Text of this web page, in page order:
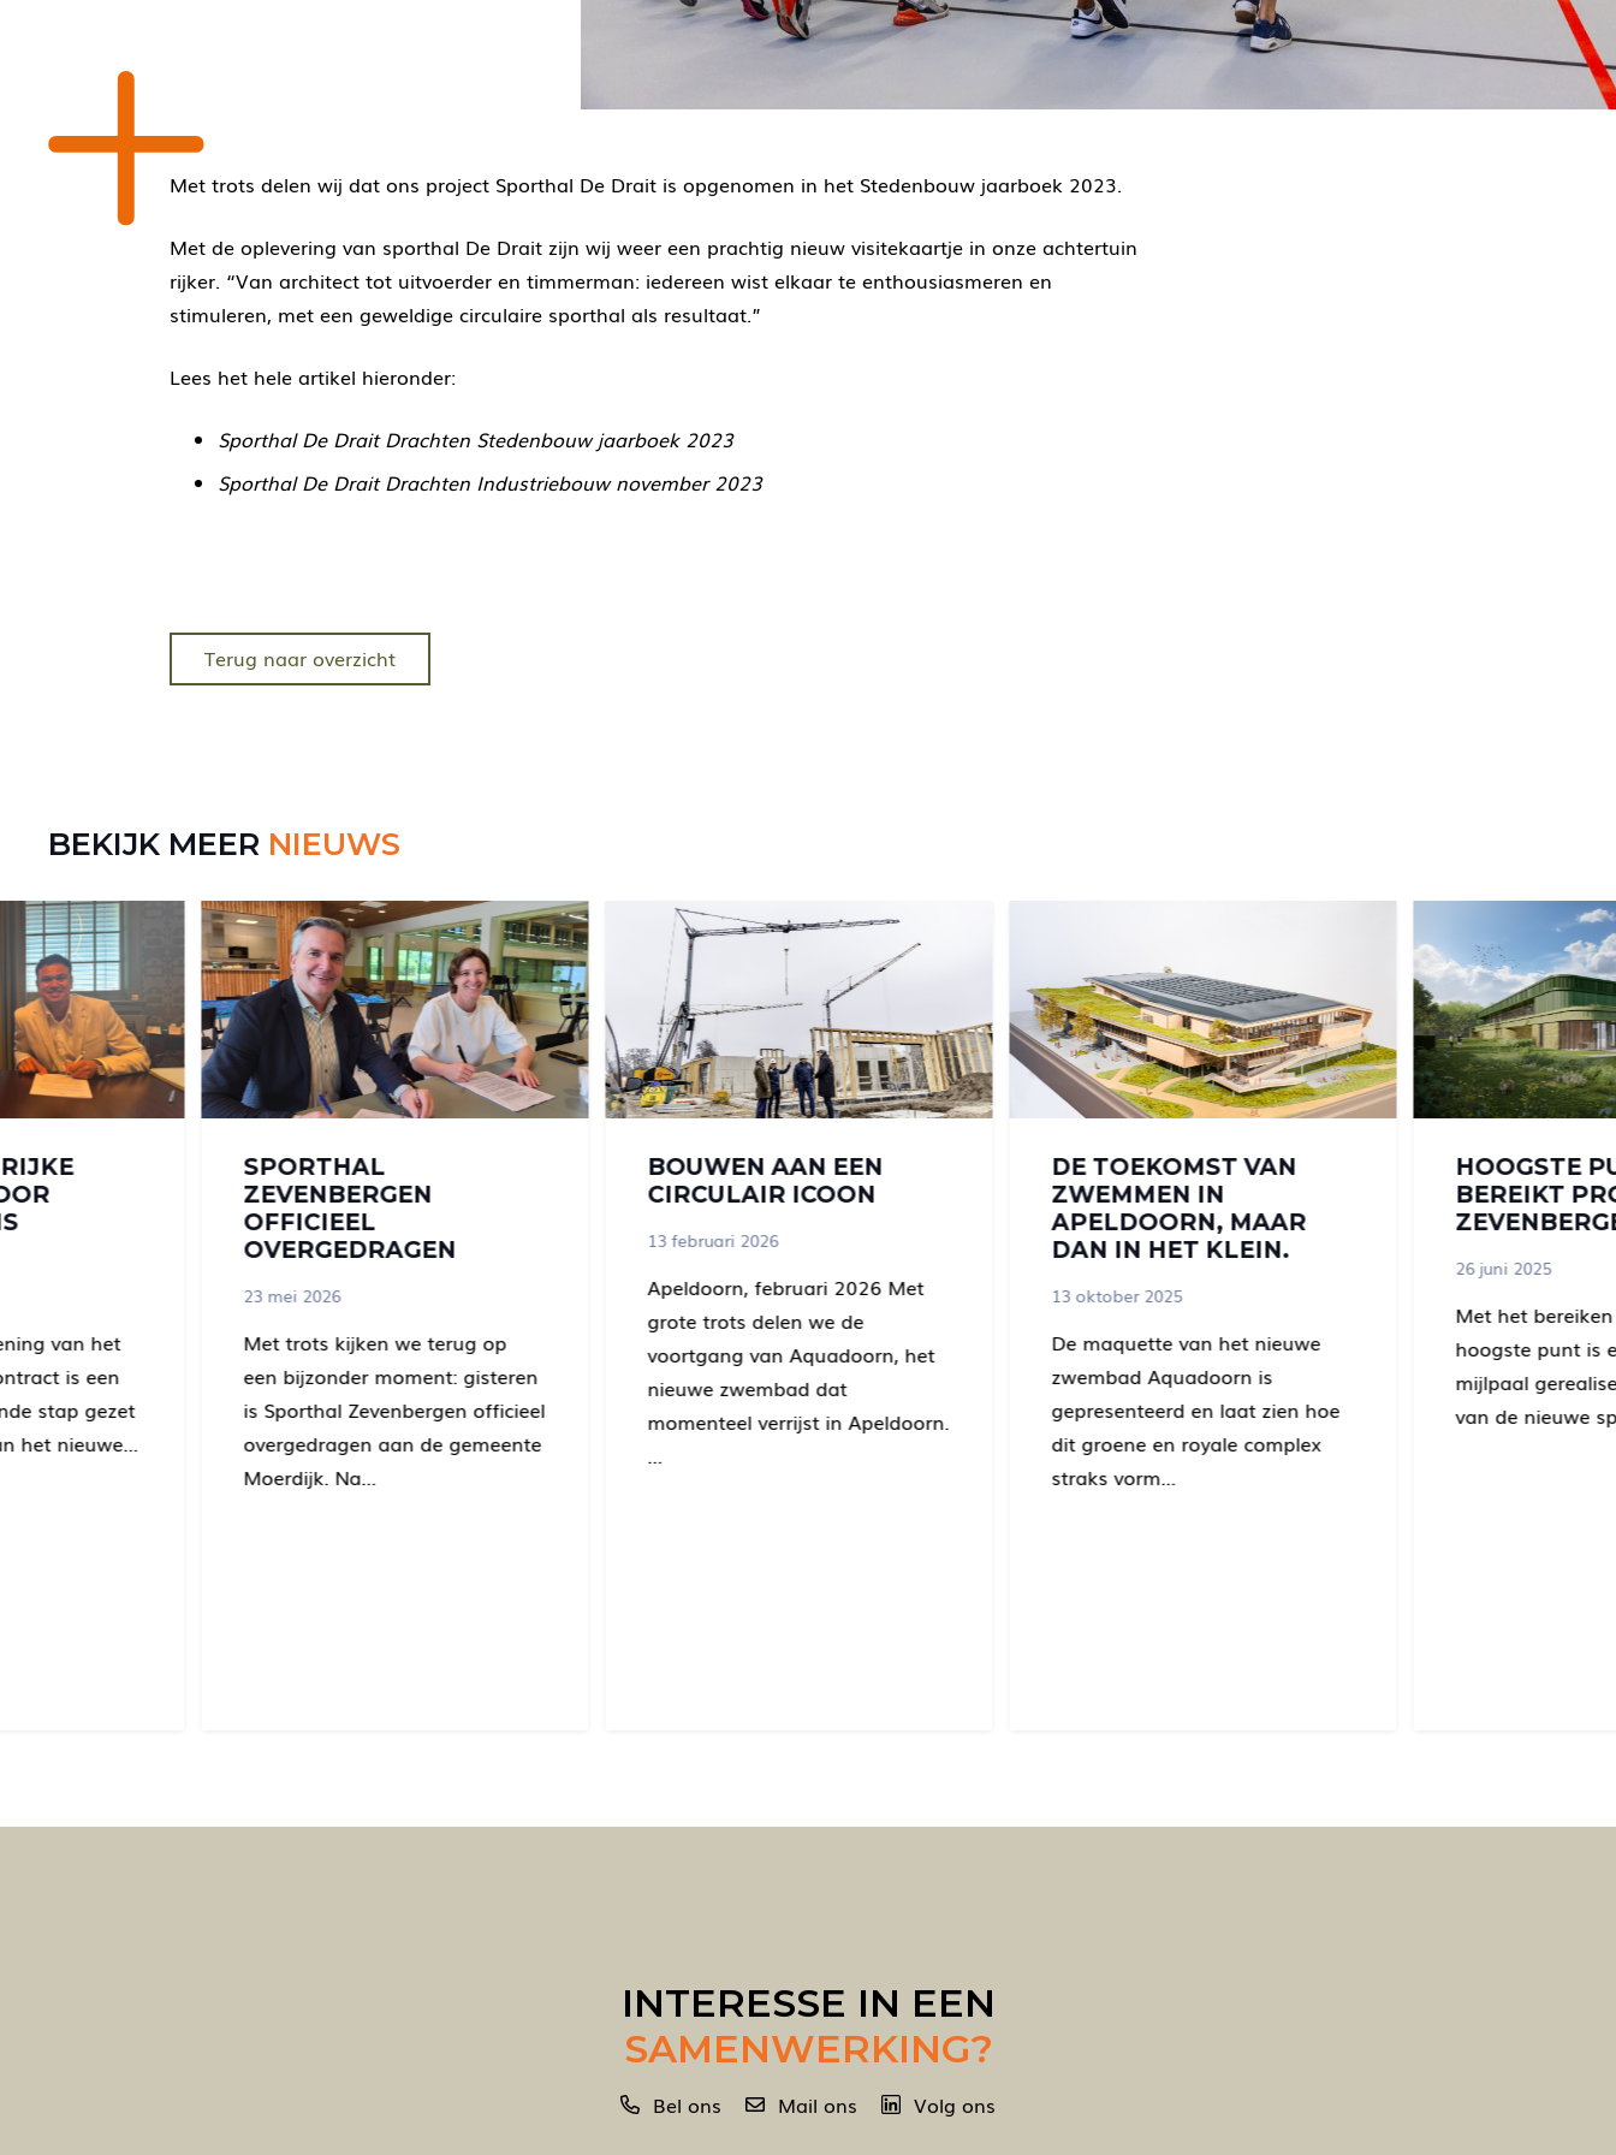
Met trots delen wij dat ons project Sporthal De Drait is opgenomen in het Stedenbouw jaarboek 2023.
Met de oplevering van sporthal De Drait zijn wij weer een prachtig nieuw visitekaartje in onze achtertuin
rijker. “Van architect tot uitvoerder en timmerman: iedereen wist elkaar te enthousiasmeren en
stimuleren, met een geweldige circulaire sporthal als resultaat.”
Lees het hele artikel hieronder:
Sporthal De Drait Drachten Stedenbouw jaarboek 2023
Sporthal De Drait Drachten Industriebouw november 2023
Terug naar overzicht
BEKIJK MEER NIEUWS
van het
is een
stap gezet
het nieuwe…
SPORTHAL
ZEVENBERGEN
OFFICIEEL
OVERGEDRAGEN
23 mei 2026
Met trots kijken we terug op
een bijzonder moment: gisteren
is Sporthal Zevenbergen officieel
overgedragen aan de gemeente
Moerdijk. Na…
BOUWEN AAN EEN
CIRCULAIR ICOON
13 februari 2026
Apeldoorn, februari 2026 Met
grote trots delen we de
voortgang van Aquadoorn, het
nieuwe zwembad dat
momenteel verrijst in Apeldoorn.
…
DE TOEKOMST VAN
ZWEMMEN IN
APELDOORN, MAAR
DAN IN HET KLEIN.
13 oktober 2025
De maquette van het nieuwe
zwembad Aquadoorn is
gepresenteerd en laat zien hoe
dit groene en royale complex
straks vorm…
HOOGSTE
BEREIKT
26 juni 2025
Met het
hoogste punt is
mijlpaal
van de nieuwe
INTERESSE IN EEN
SAMENWERKING?
Bel ons Mail ons Volg ons